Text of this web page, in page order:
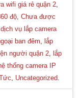
wifi giá rẻ quận 2,
độ, Chưa được
dịch vụ lắp camera
ban đêm, lắp
người quận 2, lắp
thống camera IP
, Uncategorized.